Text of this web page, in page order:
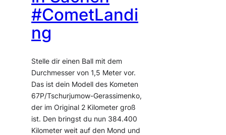
#CometLandi
ng
Stelle dir einen Ball mit dem
Durchmesser von 1,5 Meter vor.
Das ist dein Modell des Kometen
67P/Tschurjumow-Gerassimenko,
der im Original 2 Kilometer groß
ist. Den bringst du nun 384.400
Kilometer weit auf den Mond und